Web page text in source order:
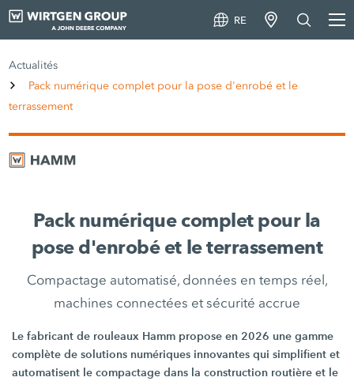
RE
Actualités
Pack numérique complet pour la pose d'enrobé et le
terrassement
Pack numérique complet pour la
pose d'enrobé et le terrassement
Compactage automatisé, données en temps réel,
machines connectées et sécurité accrue
Le fabricant de rouleaux Hamm propose en 2026 une gamme
complète de solutions numériques innovantes qui simplifient et
automatisent le compactage dans la construction routière et le